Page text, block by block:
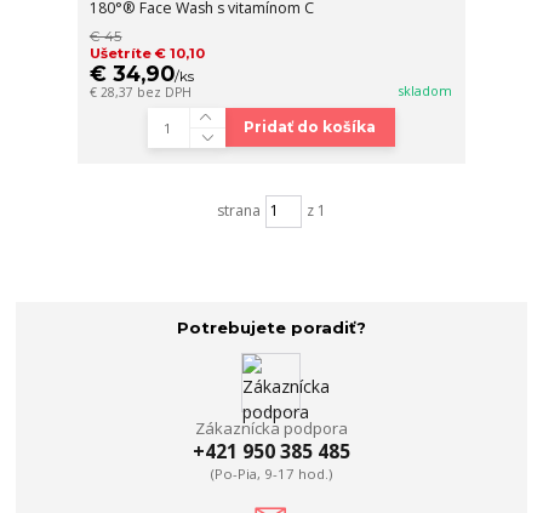
180°® Face Wash s vitamínom C
€ 45
Ušetríte € 10,10
€ 34,90/ks
€ 28,37 bez DPH skladom
Pridať do košíka
strana z 1
Potrebujete poradiť?
Zákaznícka podpora
+421 950 385 485
(Po-Pia, 9-17 hod.)